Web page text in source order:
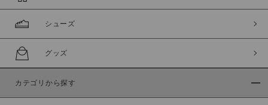
シューズ
グッズ
カテゴリから探す